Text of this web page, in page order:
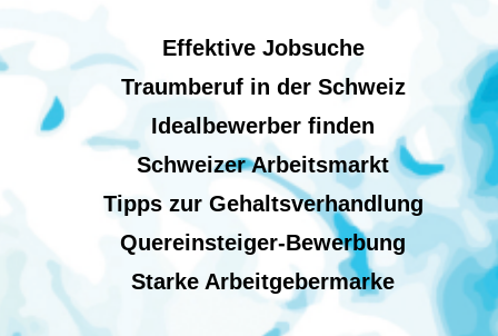
Effektive Jobsuche
Traumberuf in der Schweiz
Idealbewerber finden
Schweizer Arbeitsmarkt
Tipps zur Gehaltsverhandlung
Quereinsteiger-Bewerbung
Starke Arbeitgebermarke